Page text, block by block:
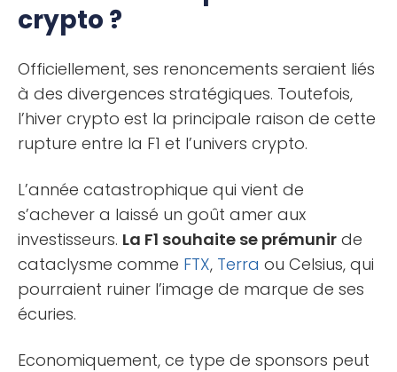
crypto ?
Officiellement, ses renoncements seraient liés
à des divergences stratégiques. Toutefois,
l’hiver crypto est la principale raison de cette
rupture entre la F1 et l’univers crypto.
L’année catastrophique qui vient de
s’achever a laissé un goût amer aux
investisseurs. La F1 souhaite se prémunir de
cataclysme comme FTX, Terra ou Celsius, qui
pourraient ruiner l’image de marque de ses
écuries.
Economiquement, ce type de sponsors peut